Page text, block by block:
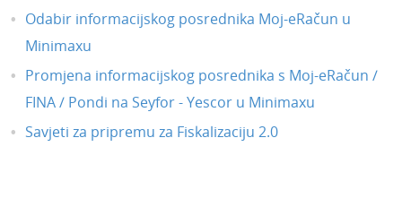
Odabir informacijskog posrednika Moj-eRačun u
Minimaxu
Promjena informacijskog posrednika s Moj-eRačun /
FINA / Pondi na Seyfor - Yescor u Minimaxu
Savjeti za pripremu za Fiskalizaciju 2.0